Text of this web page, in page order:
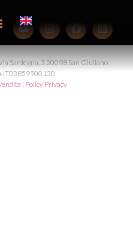
Sardegna, 3 20098 San Giuliano
IT03859900130
| Policy Privacy